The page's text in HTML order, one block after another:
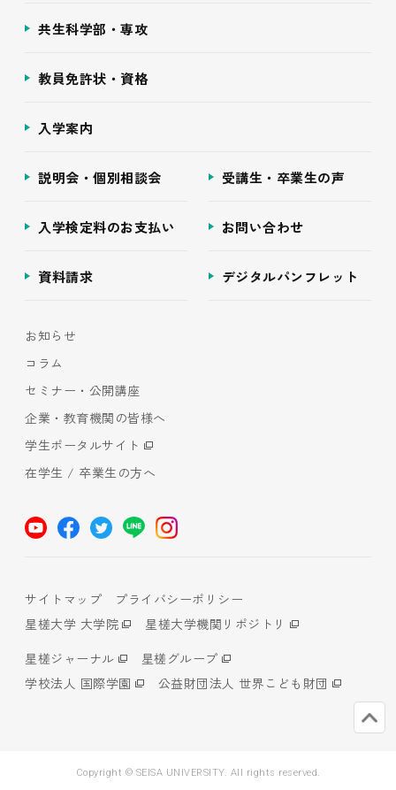
共生科学部・専攻
教員免許状・資格
入学案内
説明会・個別相談会 受講生・卒業生の声
入学検定料のお支払い お問い合わせ
資料請求 デジタルパンフレット
お知らせ
コラム
セミナー・公開講座
企業・教育機関の皆様へ
学生ポータルサイト
在学生 / 卒業生の方へ
サイトマップ
プライバシーポリシー
星槎大学 大学院
星槎大学機関リポジトリ
星槎ジャーナル
星槎グループ
学校法人 国際学園
公益財団法人 世界こども財団
Copyright © SEISA UNIVERSITY. All rights reserved.